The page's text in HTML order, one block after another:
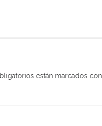
están marcados con